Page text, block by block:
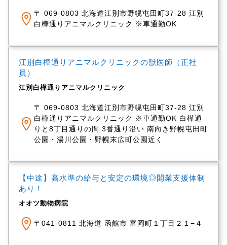
〒 069-0803 北海道江別市野幌屯田町37-28 江別
白樺通りアニマルクリニック ※車通勤OK
江別白樺通りアニマルクリニックの獣医師（正社
員）
江別白樺通りアニマルクリニック
〒 069-0803 北海道江別市野幌屯田町37-28 江別
白樺通りアニマルクリニック ※車通勤OK 白樺通
りと8丁目通りの間 3番通り沿い 南向き野幌屯田町
公園・湯川公園・野幌末広町公園近く
【中途】高水準の給与と安定の環境◎開業支援体制
あり！
オオツ動物病院
〒041-0811 北海道 函館市 富岡町１丁目２１−４